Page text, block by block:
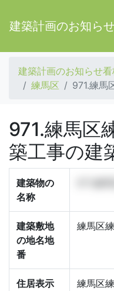
建築計画のお知ら
建築計画のお知らせ
練馬区
971.練
971.練馬
築工事の建
建築物の
名称
971.練
建築敷地
の地名地
番
練馬区
住居表示 練馬区